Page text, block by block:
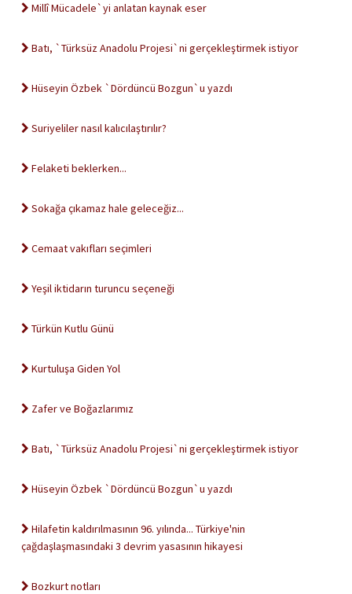
Millî Mücadele`yi anlatan kaynak eser
Batı, `Türksüz Anadolu Projesi`ni gerçekleştirmek istiyor
Hüseyin Özbek `Dördüncü Bozgun`u yazdı
Suriyeliler nasıl kalıcılaştırılır?
Felaketi beklerken...
Sokağa çıkamaz hale geleceğiz...
Cemaat vakıfları seçimleri
Yeşil iktidarın turuncu seçeneği
Türkün Kutlu Günü
Kurtuluşa Giden Yol
Zafer ve Boğazlarımız
Batı, `Türksüz Anadolu Projesi`ni gerçekleştirmek istiyor
Hüseyin Özbek `Dördüncü Bozgun`u yazdı
Hilafetin kaldırılmasının 96. yılında... Türkiye'nin
çağdaşlaşmasındaki 3 devrim yasasının hikayesi
Bozkurt notları